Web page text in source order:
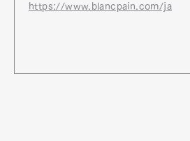
https://www.blancpain.com/ja